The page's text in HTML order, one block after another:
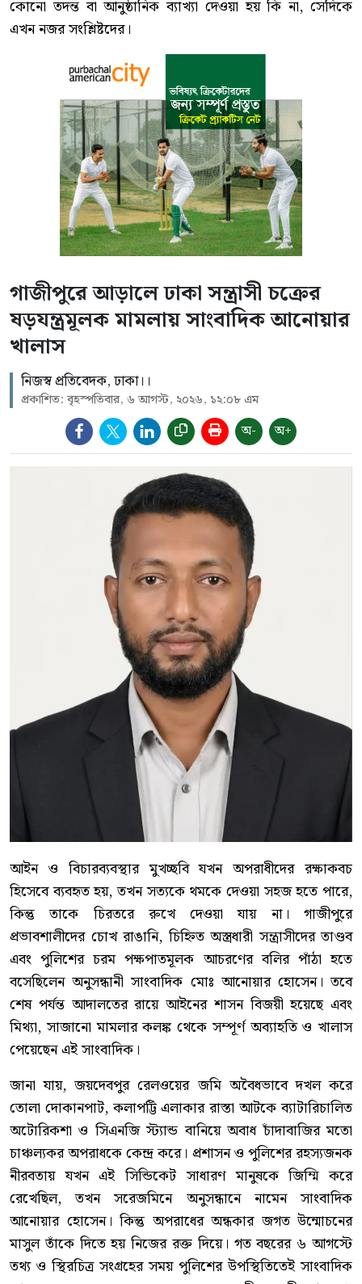
কোনো তদন্ত বা আনুষ্ঠানিক ব্যাখ্যা দেওয়া হয় কি না, সেদিকে
এখন নজর সংশ্লিষ্টদের।
গাজীপুরে আড়ালে ঢাকা সন্ত্রাসী চক্রের
ষড়যন্ত্রমূলক মামলায় সাংবাদিক আনোয়ার
খালাস
নিজস্ব প্রতিবেদক, ঢাকা।।
প্রকাশিত: বৃহস্পতিবার, ৬ আগস্ট, ২০২৬, ১২:০৮ এম
অ- অ+
আইন ও বিচারব্যবস্থার মুখচ্ছবি যখন অপরাধীদের রক্ষাকবচ
হিসেবে ব্যবহৃত হয়, তখন সত্যকে থমকে দেওয়া সহজ হতে পারে,
কিন্তু তাকে চিরতরে রুখে দেওয়া যায় না। গাজীপুরে
প্রভাবশালীদের চোখ রাঙানি, চিহ্নিত অস্ত্রধারী সন্ত্রাসীদের তাণ্ডব
এবং পুলিশের চরম পক্ষপাতমূলক আচরণের বলির পাঁঠা হতে
বসেছিলেন অনুসন্ধানী সাংবাদিক মোঃ আনোয়ার হোসেন। তবে
শেষ পর্যন্ত আদালতের রায়ে আইনের শাসন বিজয়ী হয়েছে এবং
মিথ্যা, সাজানো মামলার কলঙ্ক থেকে সম্পূর্ণ অব্যাহতি ও খালাস
পেয়েছেন এই সাংবাদিক।
জানা যায়, জয়দেবপুর রেলওয়ের জমি অবৈধভাবে দখল করে
তোলা দোকানপাট, কলাপট্টি এলাকার রাস্তা আটকে ব্যাটারিচালিত
অটোরিকশা ও সিএনজি স্ট্যান্ড বানিয়ে অবাধ চাঁদাবাজির মতো
চাঞ্চল্যকর অপরাধকে কেন্দ্র করে। প্রশাসন ও পুলিশের রহস্যজনক
নীরবতায় যখন এই সিন্ডিকেট সাধারণ মানুষকে জিম্মি করে
রেখেছিল, তখন সরেজমিনে অনুসন্ধানে নামেন সাংবাদিক
আনোয়ার হোসেন। কিন্তু অপরাধের অন্ধকার জগত উন্মোচনের
মাসুল তাঁকে দিতে হয় নিজের রক্ত দিয়ে। গত বছরের ৬ আগস্টে
তথ্য ও স্থিরচিত্র সংগ্রহের সময় পুলিশের উপস্থিতিতেই সাংবাদিক